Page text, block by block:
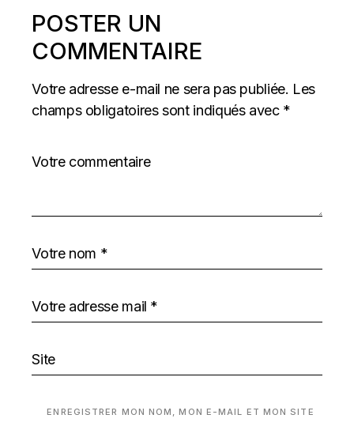
POSTER UN
COMMENTAIRE
Votre adresse e-mail ne sera pas publiée. Les
champs obligatoires sont indiqués avec *
ENREGISTRER MON NOM, MON E-MAIL ET MON SITE